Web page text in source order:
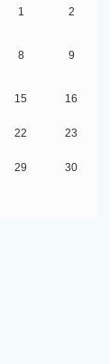
1 2
8 9
15 16
22 23
29 30